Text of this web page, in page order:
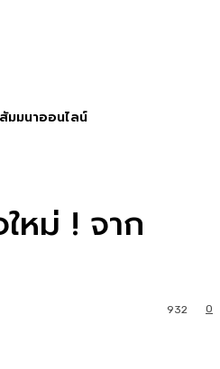
มมนาออนไลน์
หม่ ! จาก
0
932